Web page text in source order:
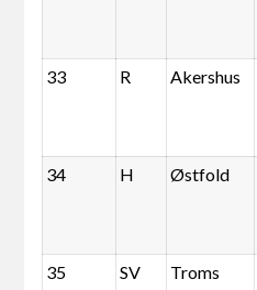
33
R Akershus
34
H Østfold
35
SV Troms